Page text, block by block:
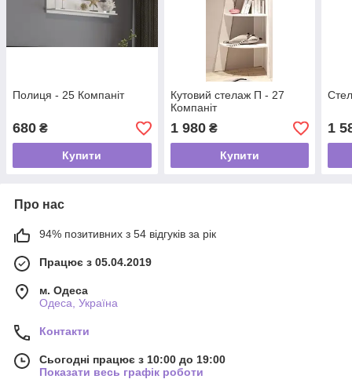
Полиця - 25 Компаніт
680 ₴
Купити
Кутовий стелаж П - 27
Компаніт
1 980₴
Купити
1
Про нас
94% позитивних з 54 відгуків за рік
Працює з 05.04.2019
м. Одеса
Одеса, Україна
Контакти
Сьогодні працює з 10:00 до 19:00
Показати весь графік роботи